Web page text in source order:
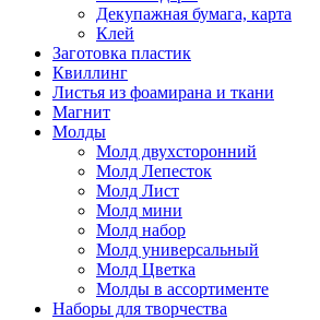
Декупажная бумага, карта
Клей
Заготовка пластик
Квиллинг
Листья из фоамирана и ткани
Магнит
Молды
Молд двухсторонний
Молд Лепесток
Молд Лист
Молд мини
Молд набор
Молд универсальный
Молд Цветка
Молды в ассортименте
Наборы для творчества